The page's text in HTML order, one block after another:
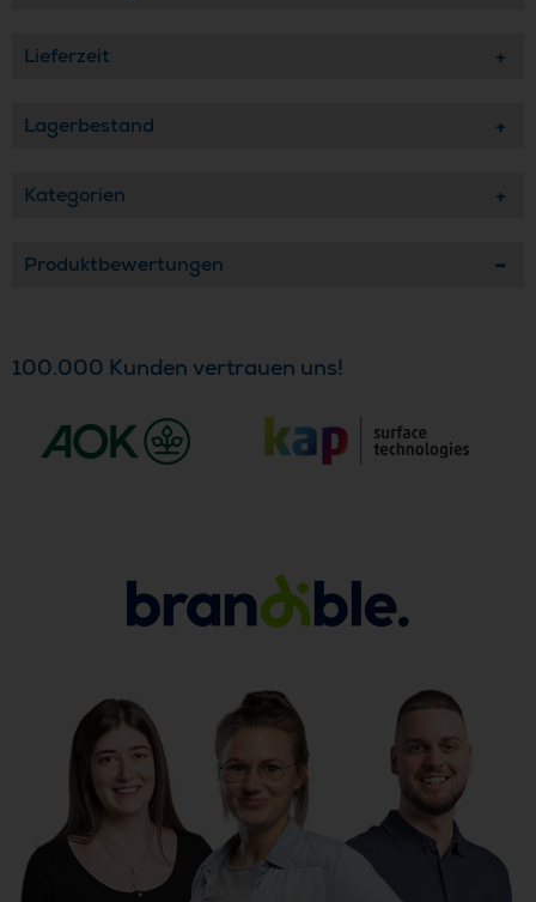
Lieferzeit
Lagerbestand
Kategorien
Produktbewertungen
100.000 Kunden vertrauen uns!